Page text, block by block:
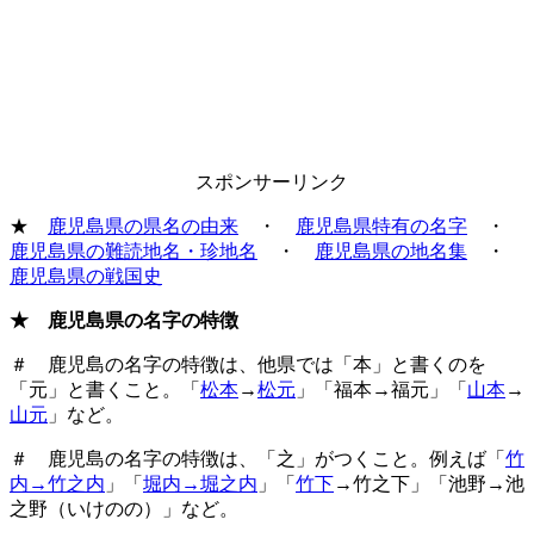
スポンサーリンク
★ 鹿児島県の県名の由来 ・ 鹿児島県特有の名字 ・
鹿児島県の難読地名・珍地名
・ 鹿児島県の地名集 ・
鹿児島県の戦国史
★ 鹿児島県の名字の特徴
＃ 鹿児島の名字の特徴は、他県では「本」と書くのを
「元」と書くこと。「 松本→松元 」「福本→福元」「 山本→
山元 」など。
＃ 鹿児島の名字の特徴は、「之」がつくこと。例えば「 竹
内→竹之内 」「 堀内→堀之内 」「 竹下→竹之下」「池野→池
之野（いけのの）」など。